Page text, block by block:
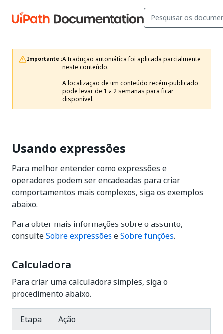
Importante :A tradução automática foi aplicada parcialmente
neste conteúdo.
A localização de um conteúdo recém-publicado
pode levar de 1 a 2 semanas para ficar
disponível.
Usando expressões
Para melhor entender como expressões e
operadores podem ser encadeadas para criar
comportamentos mais complexos, siga os exemplos
abaixo.
Para obter mais informações sobre o assunto,
consulteSobre expressões eSobre funções.
Calculadora
Para criar uma calculadora simples, siga o
procedimento abaixo.
Etapa
Ação